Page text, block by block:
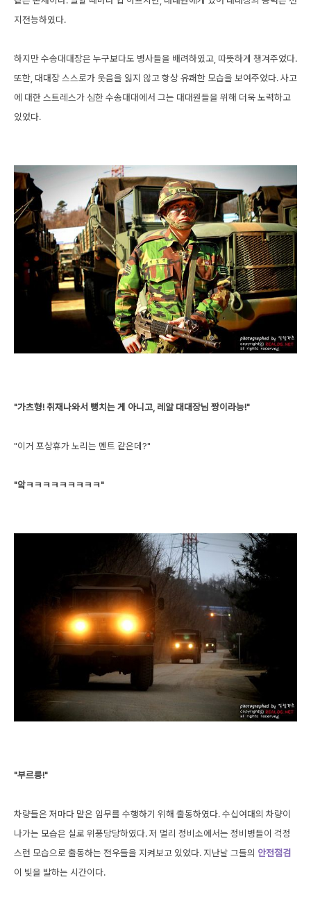
지전능하였다.
하지만 수송대대장은 누구보다도 병사들을 배려하였고, 따뜻하게 챙겨주었다.
또한, 대대장 스스로가 웃음을 잃지 않고 항상 유쾌한 모습을 보여주었다. 사고
에 대한 스트레스가 심한 수송대대에서 그는 대대원들을 위해 더욱 노력하고
있었다.
"가츠형! 취재나와서 뻥치는 게 아니고, 레알 대대장님 짱이라능!"
"이거 포상휴가 노리는 멘트 같은데?"
"앜ㅋㅋㅋㅋㅋㅋㅋㅋㅋ"
"부르릉!"
차량들은 저마다 맡은 임무를 수행하기 위해 출동하였다. 수십여대의 차량이
나가는 모습은 실로 위풍당당하였다. 저 멀리 정비소에서는 정비병들이 걱정
스런 모습으로 출동하는 전우들을 지켜보고 있었다. 지난날 그들의 안전점검
이 빛을 발하는 시간이다.